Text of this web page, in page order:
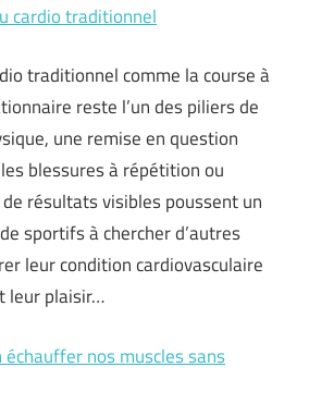
cardio traditionnel
traditionnel comme la course à
reste l’un des piliers de
une remise en question
les blessures à répétition ou
résultats visibles poussent un
sportifs à chercher d’autres
leur condition cardiovasculaire
leur plaisir…
nos muscles sans